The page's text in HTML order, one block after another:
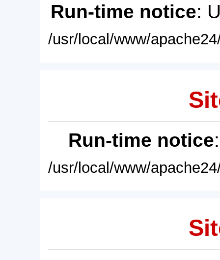
Run-time notice:
/usr/local/www/
Run-time notice
/usr/local/www/